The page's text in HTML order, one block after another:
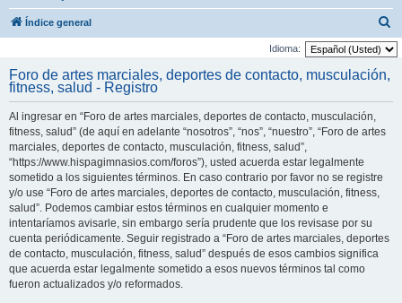
Índice general
u
Idioma:
Foro de artes marciales, deportes de contacto, musculación,
fitness, salud - Registro
Al ingresar en “Foro de artes marciales, deportes de contacto, musculación,
fitness, salud” (de aquí en adelante “nosotros”, “nos”, “nuestro”, “Foro de artes
marciales, deportes de contacto, musculación, fitness, salud”,
“https://www.hispagimnasios.com/foros”), usted acuerda estar legalmente
sometido a los siguientes términos. En caso contrario por favor no se registre
y/o use “Foro de artes marciales, deportes de contacto, musculación, fitness,
salud”. Podemos cambiar estos términos en cualquier momento e
intentaríamos avisarle, sin embargo sería prudente que los revisase por su
cuenta periódicamente. Seguir registrado a “Foro de artes marciales, deportes
de contacto, musculación, fitness, salud” después de esos cambios significa
que acuerda estar legalmente sometido a esos nuevos términos tal como
fueron actualizados y/o reformados.